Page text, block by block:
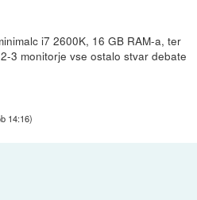
i7 2600K, 16 GB RAM-a, ter
3 monitorje vse ostalo stvar debate
14:16)